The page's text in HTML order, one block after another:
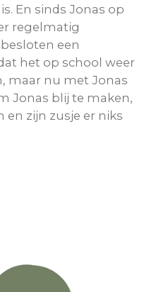
En sinds Jonas op
regelmatig
een
het op school weer
maar nu met Jonas
Jonas blij te maken,
en zijn zusje er niks